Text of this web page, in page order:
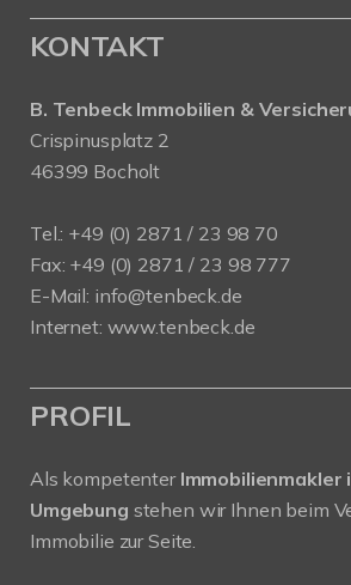
KONTAKT
B. Tenbeck Immobilien &
Crispinusplatz 2
46399 Bocholt
Tel.: +49 (0) 2871 / 23 98 70
Fax: +49 (0) 2871 / 23 98 777
E-Mail: info@tenbeck.de
Internet: www.tenbeck.de
PROFIL
Als kompetenter Immobilienmakler
Umgebung stehen wir Ihnen beim
Immobilie zur Seite.